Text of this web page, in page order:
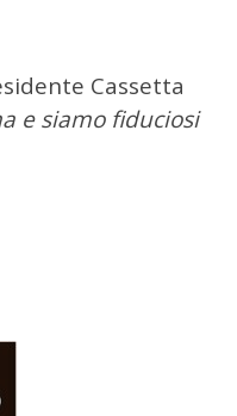
Cassetta
e siamo fiduciosi